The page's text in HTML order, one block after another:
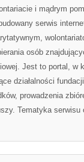
i mądrym
serwis
osób
Jest to portal, w
działalności
prowadzenia
Tematyka